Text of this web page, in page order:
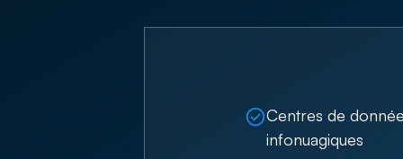
Centres de
infonuagiques